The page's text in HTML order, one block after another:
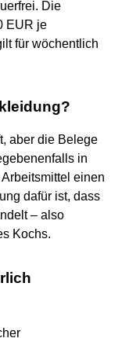
Die
EUR je
für wöchentlich
aber die Belege
in
einen
dafür ist, dass
– also
Kochs.